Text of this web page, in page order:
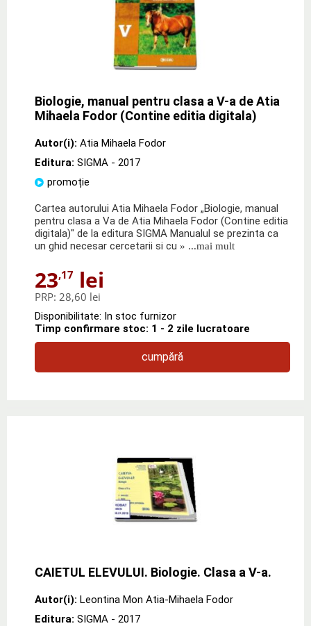
Biologie, manual pentru clasa a V-a de Atia
Mihaela Fodor (Contine editia digitala)
Autor(i): Atia Mihaela Fodor
Editura: SIGMA - 2017
promoție
Cartea autorului Atia Mihaela Fodor „Biologie, manual
pentru clasa a Va de Atia Mihaela Fodor (Contine editia
digitala)" de la editura SIGMA Manualul se prezinta ca
un ghid necesar cercetarii si cu » ...mai mult
23,17 lei
PRP: 28,60 lei
Disponibilitate: In stoc furnizor
Timp confirmare stoc: 1 - 2 zile lucratoare
cumpără
CAIETUL ELEVULUI. Biologie. Clasa a V-a.
Autor(i): Leontina Mon Atia-Mihaela Fodor
Editura: SIGMA - 2017